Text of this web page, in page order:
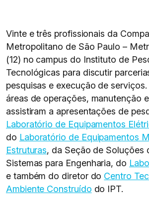
Vinte e três profissionais da
Metropolitano de São Paulo –
(12) no campus do Instituto de
Tecnológicas para discutir
pesquisas e execução de
áreas de operações, manutenção
assistiram a apresentações de
Laboratório de Equipamentos
do Laboratório de Equipamentos
Estruturas, da Seção de Soluções
Sistemas para Engenharia, do
e também do diretor do Centro
Ambiente Construído do IPT.